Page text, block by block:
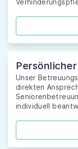
Unser
direkten
individuell